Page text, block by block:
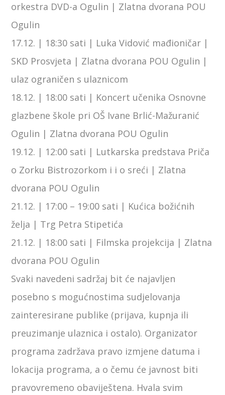
orkestra DVD-a Ogulin | Zlatna dvorana POU
Ogulin
17.12. | 18:30 sati | Luka Vidović mađioničar |
SKD Prosvjeta | Zlatna dvorana POU Ogulin |
ulaz ograničen s ulaznicom
18.12. | 18:00 sati | Koncert učenika Osnovne
glazbene škole pri OŠ Ivane Brlić-Mažuranić
Ogulin | Zlatna dvorana POU Ogulin
19.12. | 12:00 sati | Lutkarska predstava Priča
o Zorku Bistrozorkom i i o sreći | Zlatna
dvorana POU Ogulin
21.12. | 17:00 – 19:00 sati | Kućica božićnih
želja | Trg Petra Stipetića
21.12. | 18:00 sati | Filmska projekcija | Zlatna
dvorana POU Ogulin
Svaki navedeni sadržaj bit će najavljen
posebno s mogućnostima sudjelovanja
zainteresirane publike (prijava, kupnja ili
preuzimanje ulaznica i ostalo). Organizator
programa zadržava pravo izmjene datuma i
lokacija programa, a o čemu će javnost biti
pravovremeno obaviještena. Hvala svim